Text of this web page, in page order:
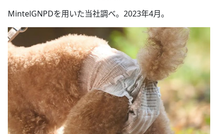
MintelGNPDを用いた当社調べ。2023年4月。